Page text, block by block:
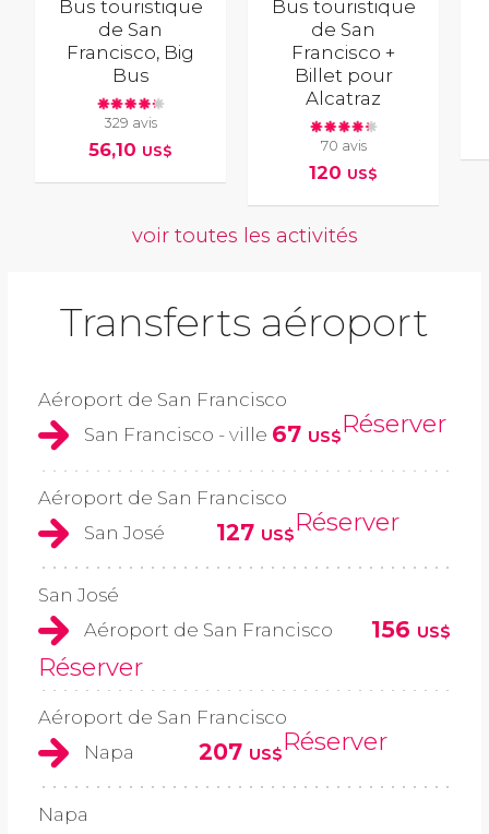
Bus touristique
de San
Francisco, Big
Bus
329 avis
56,10 US$
Bus touristique
de San
Francisco +
Billet pour
Alcatraz
70 avis
120 US$
voir toutes les activités
Transferts aéroport
Aéroport de San Francisco
San Francisco - ville 67 US$Réserver
Aéroport de San Francisco
San José
127 US$Réserver
San José
Aéroport de San Francisco
156 US$
Réserver
Aéroport de San Francisco
Napa
207 US$Réserver
Napa